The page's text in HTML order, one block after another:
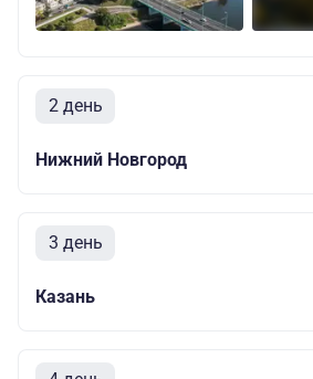
2 день
Нижний Новгород
3 день
Казань